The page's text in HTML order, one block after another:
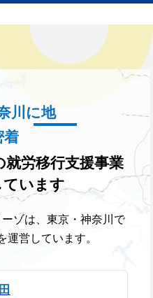
川に地
着
労移行支援事業
ています
ゾは、東京・神奈川で
運営しています。